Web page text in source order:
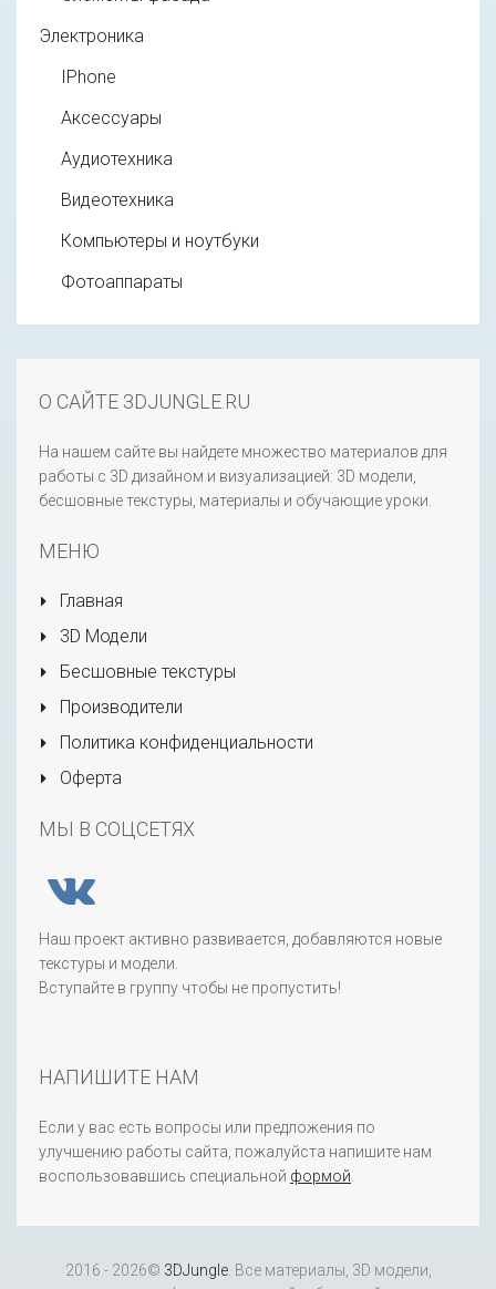
Электроника
IPhone
Аксессуары
Аудиотехника
Видеотехника
Компьютеры и ноутбуки
Фотоаппараты
О САЙТЕ 3DJUNGLE.RU
На нашем сайте вы найдете множество материалов для
работы с 3D дизайном и визуализацией: 3D модели,
бесшовные текстуры, материалы и обучающие уроки.
МЕНЮ
Главная
3D Модели
Бесшовные текстуры
Производители
Политика конфиденциальности
Оферта
МЫ В СОЦСЕТЯХ
Наш проект активно развивается, добавляются новые
текстуры и модели.
Вступайте в группу чтобы не пропустить!
НАПИШИТЕ НАМ
Если у вас есть вопросы или предложения по
улучшению работы сайта, пожалуйста напишите нам
воспользовавшись специальной формой
2016 - 2026© 3DJungle. Все материалы, 3D модели,